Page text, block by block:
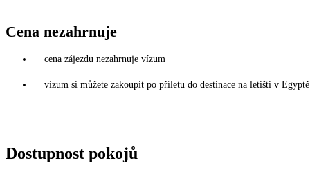
Cena nezahrnuje
cena zájezdu nezahrnuje vízum
vízum si můžete zakoupit po příletu do destinace na letišti v
Dostupnost pokojů